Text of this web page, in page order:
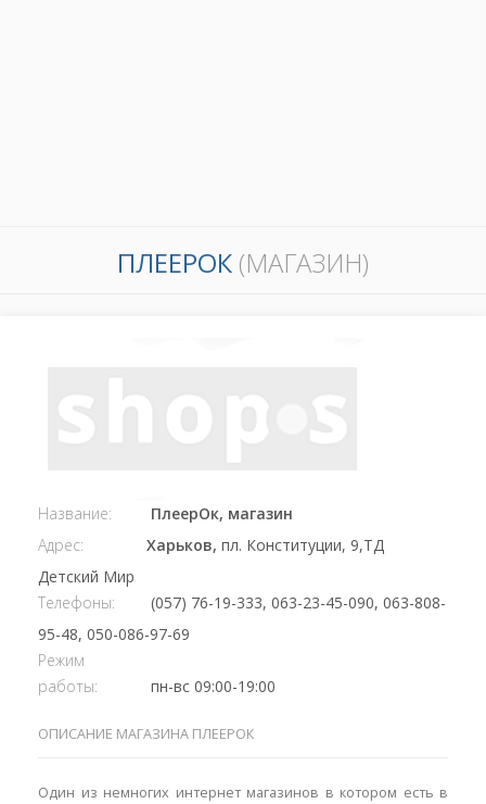
ПЛЕЕРОК (МАГАЗИН)
Название:
ПлеерОк, магазин
Адрес:
Харьков, пл. Конституции, 9,ТД
Детский Мир
Телефоны:
(057) 76-19-333, 063-23-45-090, 063-808-
95-48, 050-086-97-69
Режим
работы:
пн-вс 09:00-19:00
ОПИСАНИЕ МАГАЗИНА ПЛЕЕРОК
Один из немногих интернет магазинов в котором есть в